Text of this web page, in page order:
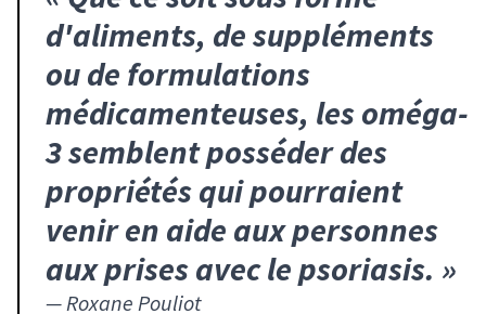
d'aliments, de suppléments
ou de formulations
médicamenteuses, les oméga-
3 semblent posséder des
propriétés qui pourraient
venir en aide aux personnes
aux prises avec le psoriasis. »
—Roxane Pouliot